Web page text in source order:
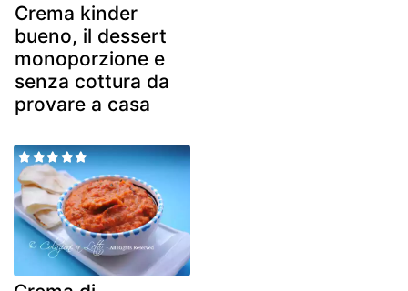
Crema kinder
bueno, il dessert
monoporzione e
senza cottura da
provare a casa